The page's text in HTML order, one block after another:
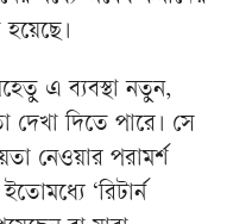
এ ব্যবস্থা নতুন,
দেখা দিতে পারে। সে
নেওয়ার পরামর্শ
‘রিটার্ন